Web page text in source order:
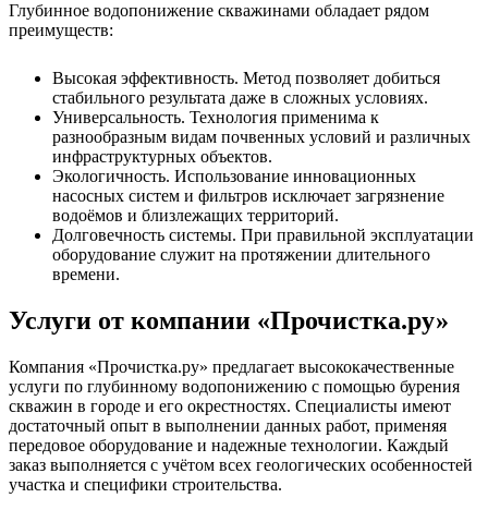
Глубинное водопонижение скважинами обладает рядом
преимуществ:
Высокая эффективность. Метод позволяет добиться
стабильного результата даже в сложных условиях.
Универсальность. Технология применима к
разнообразным видам почвенных условий и различных
инфраструктурных объектов.
Экологичность. Использование инновационных
насосных систем и фильтров исключает загрязнение
водоёмов и близлежащих территорий.
Долговечность системы. При правильной эксплуатации
оборудование служит на протяжении длительного
времени.
Услуги от компании «Прочистка.ру»
Компания «Прочистка.ру» предлагает высококачественные
услуги по глубинному водопонижению с помощью бурения
скважин в городе и его окрестностях. Специалисты имеют
достаточный опыт в выполнении данных работ, применяя
передовое оборудование и надежные технологии. Каждый
заказ выполняется с учётом всех геологических особенностей
участка и специфики строительства.